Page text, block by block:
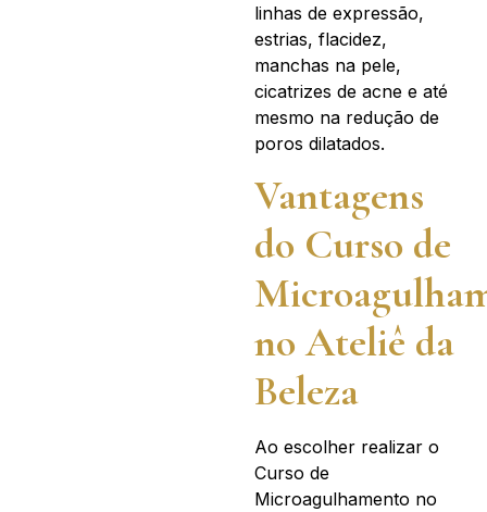
linhas de expressão,
estrias, flacidez,
manchas na pele,
cicatrizes de acne e até
mesmo na redução de
poros dilatados.
Vantagens
do Curso de
no Ateliê da
Beleza
Ao escolher realizar o
Curso de
Microagulhamento no